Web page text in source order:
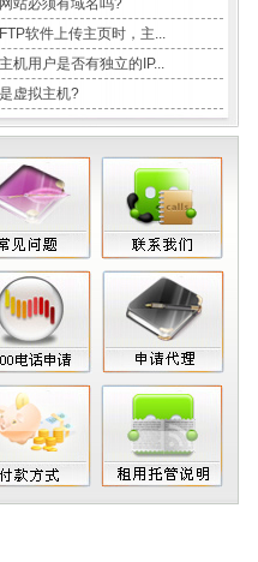
站必须有域名吗?
软件上传主页时，主...
机用户是否有独立的IP...
虚拟主机?